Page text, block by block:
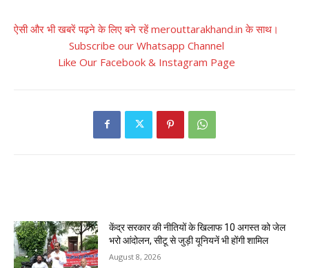
ऐसी और भी खबरें पढ़ने के लिए बने रहें merouttarakhand.in के साथ।
Subscribe our Whatsapp Channel
Like Our Facebook & Instagram Page
केंद्र सरकार की नीतियों के खिलाफ 10 अगस्त को जेल
भरो आंदोलन, सीटू से जुड़ी यूनियनें भी होंगी शामिल
August 8, 2026